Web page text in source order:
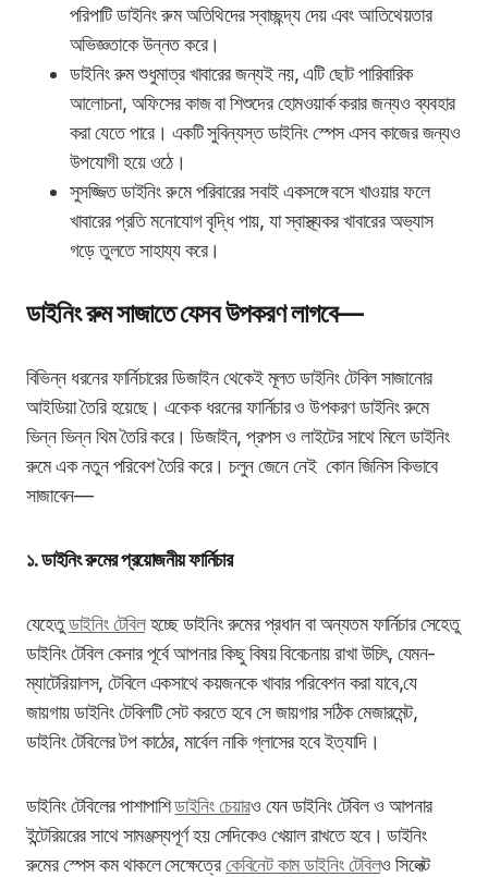
পরিপাটি ডাইনিং রুম অতিথিদের স্বাচ্ছন্দ্য দেয় এবং আতিথেয়তার
অভিজ্ঞতাকে উন্নত করে।
ডাইনিং রুম শুধুমাত্র খাবারের জন্যই নয়, এটি ছোট পারিবারিক
আলোচনা, অফিসের কাজ বা শিশুদের হোমওয়ার্ক করার জন্যও ব্যবহার
করা যেতে পারে। একটি সুবিন্যস্ত ডাইনিং স্পেস এসব কাজের জন্যও
উপযোগী হয়ে ওঠে।
সুসজ্জিত ডাইনিং রুমে পরিবারের সবাই একসঙ্গে বসে খাওয়ার ফলে
খাবারের প্রতি মনোযোগ বৃদ্ধি পায়, যা স্বাস্থ্যকর খাবারের অভ্যাস
গড়ে তুলতে সাহায্য করে।
ডাইনিং রুম সাজাতে যেসব উপকরণ লাগবে—
বিভিন্ন ধরনের ফার্নিচারের ডিজাইন থেকেই মূলত ডাইনিং টেবিল সাজানোর
আইডিয়া তৈরি হয়েছে। একেক ধরনের ফার্নিচার ও উপকরণ ডাইনিং রুমে
ভিন্ন ভিন্ন থিম তৈরি করে। ডিজাইন, প্রপস ও লাইটের সাথে মিলে ডাইনিং
রুমে এক নতুন পরিবেশ তৈরি করে। চলুন জেনে নেই কোন জিনিস কিভাবে
সাজাবেন—
১. ডাইনিং রুমের প্রয়োজনীয় ফার্নিচার
যেহেতুডাইনিং টেবিলহচ্ছে ডাইনিং রুমের প্রধান বা অন্যতম ফার্নিচার সেহেতু
ডাইনিং টেবিলকেনারপূর্বে আপনার কিছু বিষয় বিবেচনায় রাখা উচিৎ, যেমন-
ম্যাটেরিয়ালস, টেবিলে একসাথে কয়জনকে খাবার পরিবেশন করা যাবে,যে
জায়গায় ডাইনিং টেবিলটি সেট করতে হবে সে জায়গার সঠিক মেজারমেন্ট,
ডাইনিং টেবিলের টপ কাঠের, মার্বেল নাকি গ্লাসের হবে ইত্যাদি।
ডাইনিং টেবিলের পাশাপাশিডাইনিং চেয়ারও যেন ডাইনিং টেবিল ও আপনার
ইন্টেরিয়রের সাথে সামঞ্জস্যপূর্ণ হয় সেদিকেও খেয়াল রাখতে হবে। ডাইনিং
রুমের স্পেস কম থাকলে সেক্ষেত্রেকেবিনেট কাম ডাইনিং টেবিলও সিলেক্ট